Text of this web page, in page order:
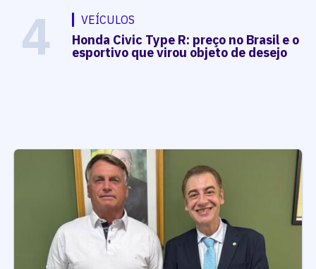
4 VEÍCULOS
Honda Civic Type R: preço no Brasil e o
esportivo que virou objeto de desejo